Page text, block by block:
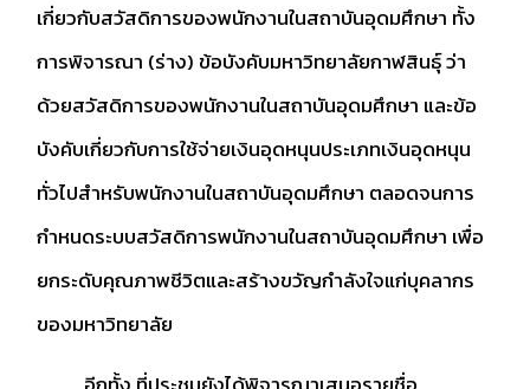
เกี่ยวกับสวัสดิการของพนักงานในสถาบันอุดมศึกษา ทั้ง
การพิจารณา (ร่าง) ข้อบังคับมหาวิทยาลัยกาฬสินธุ์ ว่า
ด้วยสวัสดิการของพนักงานในสถาบันอุดมศึกษา และข้อ
บังคับเกี่ยวกับการใช้จ่ายเงินอุดหนุนประเภทเงินอุดหนุน
ทั่วไปสำหรับพนักงานในสถาบันอุดมศึกษา ตลอดจนการ
กำหนดระบบสวัสดิการพนักงานในสถาบันอุดมศึกษา เพื่อ
ยกระดับคุณภาพชีวิตและสร้างขวัญกำลังใจแก่บุคลากร
ของมหาวิทยาลัย